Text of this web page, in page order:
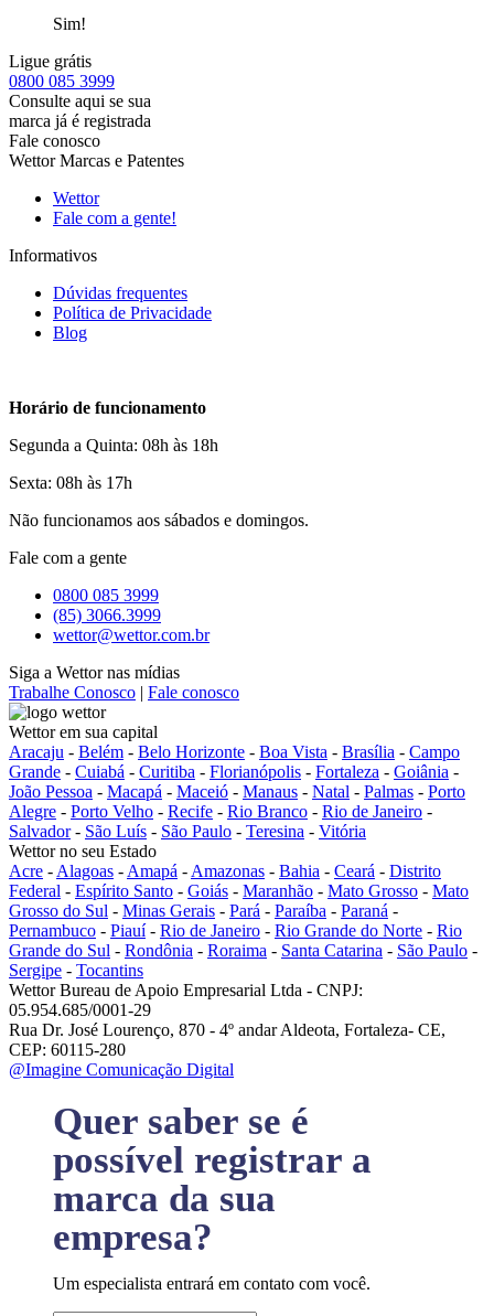
Sim!
Ligue grátis
0800 085 3999
Consulte aqui se sua
marca já é registrada
Fale conosco
Wettor Marcas e Patentes
Wettor
Fale com a gente!
Informativos
Dúvidas frequentes
Política de Privacidade
Blog
Horário de funcionamento
Segunda a Quinta: 08h às 18h
Sexta: 08h às 17h
Não funcionamos aos sábados e domingos.
Fale com a gente
0800 085 3999
(85) 3066.3999
wettor@wettor.com.br
Siga a Wettor nas mídias
Trabalhe Conosco | Fale conosco
Wettor em sua capital
Aracaju - Belém - Belo Horizonte - Boa Vista - Brasília - Campo
Grande - Cuiabá - Curitiba - Florianópolis - Fortaleza - Goiânia -
João Pessoa - Macapá - Maceió - Manaus - Natal - Palmas - Porto
Alegre - Porto Velho - Recife - Rio Branco - Rio de Janeiro -
Salvador- São Luís - São Paulo - Teresina - Vitória
Wettor no seu Estado
Acre - Alagoas - Amapá - Amazonas - Bahia - Ceará - Distrito
Federal - Espírito Santo - Goiás - Maranhão - Mato Grosso - Mato
Grosso do Sul - Minas Gerais - Pará - Paraíba - Paraná -
Pernambuco - Piauí- Rio de Janeiro - Rio Grande do Norte - Rio
Grande do Sul - Rondônia - Roraima - Santa Catarina - São Paulo -
Sergipe - Tocantins
Wettor Bureau de Apoio Empresarial Ltda - CNPJ:
05.954.685/0001-29
Rua Dr. José Lourenço, 870 - 4º andar Aldeota, Fortaleza- CE,
CEP: 60115-280
@Imagine Comunicação Digital
Quer saber se é
possível registrar a
marca da sua
empresa?
Um especialista entrará em contato com você.